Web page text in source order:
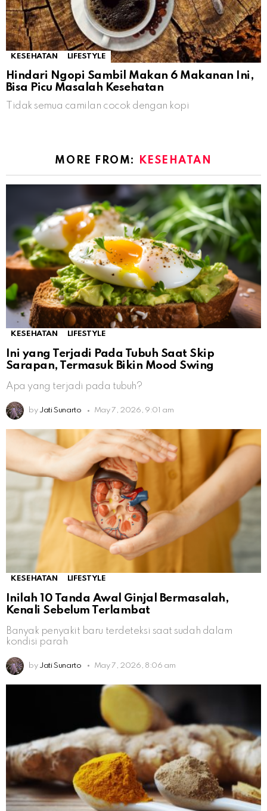
KESEHATAN LIFESTYLE
Hindari Ngopi Sambil Makan 6 Makanan Ini,
Bisa Picu Masalah Kesehatan
Tidak semua camilan cocok dengan kopi
MORE FROM: KESEHATAN
KESEHATAN LIFESTYLE
Ini yang Terjadi Pada Tubuh Saat Skip
Sarapan, Termasuk Bikin Mood Swing
Apa yang terjadi pada tubuh?
by Jati Sunarto May 7, 2026, 9:01 am
KESEHATAN LIFESTYLE
Inilah 10 Tanda Awal Ginjal Bermasalah,
Kenali Sebelum Terlambat
Banyak penyakit baru terdeteksi saat sudah dalam
kondisi parah
by Jati Sunarto May 7, 2026, 8:06 am